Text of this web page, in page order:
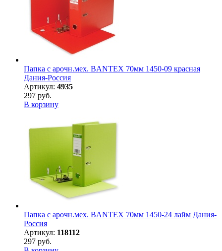
Папка с арочн.мех. BANTEX 70мм 1450-09 красная
Дания-Россия
Артикул: 4935
297 руб.
В корзину
Папка с арочн.мех. BANTEX 70мм 1450-24 лайм Дания-
Россия
Артикул: 118112
297 руб.